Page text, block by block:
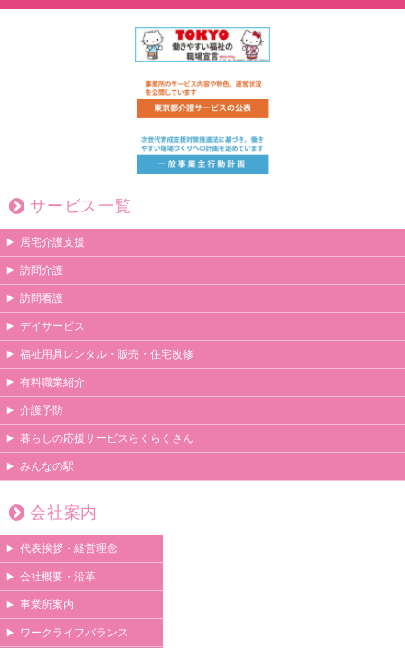
サービス一覧
居宅介護支援
訪問介護
訪問看護
デイサービス
福祉用具レンタル・販売・住宅改修
有料職業紹介
介護予防
暮らしの応援サービスらくらくさん
みんなの駅
会社案内
代表挨拶・経営理念
会社概要・沿革
事業所案内
ワークライフバランス